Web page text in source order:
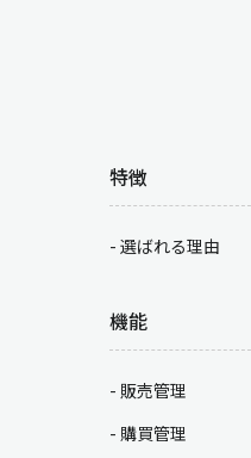
特徴
選ばれる理由
機能
販売管理
購買管理